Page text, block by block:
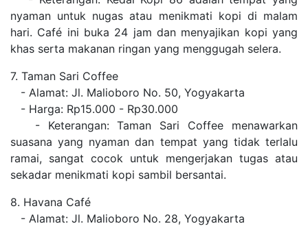
nyaman untuk nugas atau menikmati kopi di malam
hari. Café ini buka 24 jam dan menyajikan kopi yang
khas serta makanan ringan yang menggugah selera.
7. Taman Sari Coffee
- Alamat: Jl. Malioboro No. 50, Yogyakarta
- Harga: Rp15.000 - Rp30.000
- Keterangan: Taman Sari Coffee menawarkan
suasana yang nyaman dan tempat yang tidak terlalu
ramai, sangat cocok untuk mengerjakan tugas atau
sekadar menikmati kopi sambil bersantai.
8. Havana Café
- Alamat: Jl. Malioboro No. 28, Yogyakarta